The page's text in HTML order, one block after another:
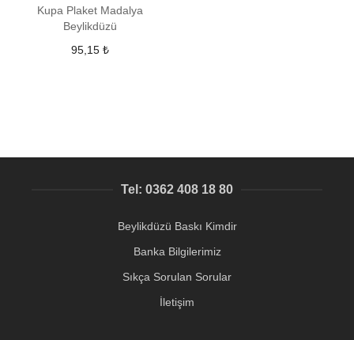
Kupa Plaket Madalya
Beylikdüzü
95,15 ₺
Tel: 0362 408 18 80
Beylikdüzü Baskı Kimdir
Banka Bilgilerimiz
Sıkça Sorulan Sorular
İletişim